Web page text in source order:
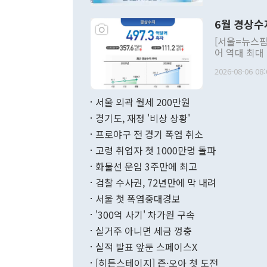
주의적 희망
관의 대북
관 부처 장
관의 무리한
다. [정동영 통일부 장관이 지난달 23일 오후 서울 종로구 정부서울청사에
무너졌다고
함께 4자 대
"우리의 선
6월 경상
[서울=뉴스
어 역대 최
료=한국은행] 한국은행이 6일 발표한 '2026년 6월 국제수지(잠정)'
며 월간 기
196.9% 급
수출은
기록했지만
2026-08-06
서울 외곽 월세 200만원
경기도, 재정 '비상 상황'
프로야구 전 경기 폭염 취소
고령 취업자 첫 1000만명 돌파
화물선 운임 3주만에 최고
검찰 수사권, 72년만에 막 내려
서울 첫 폭염중대경보
'300억 사기' 차가원 구속
실거주 아니면 세금 껑충
실적 발표 앞둔 스페이스X
[히든스테이지] 즌·오아 첫 도전